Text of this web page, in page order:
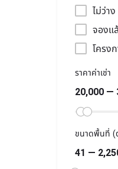
ไม่ว่าง
จองแ
โครง
ราคาค่าเช่า
20,000 —
ขนาดพื้นที่ (
41 —